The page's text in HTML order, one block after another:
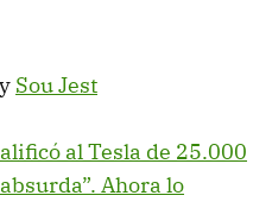
y Sou Jest
al Tesla de 25.000
Ahora lo